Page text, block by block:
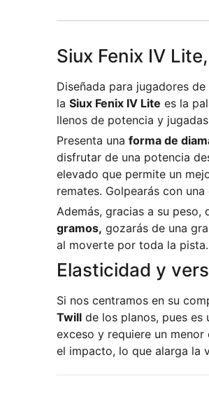
Siux Fenix IV
Diseñada para jugadores
la Siux Fenix IV Lite es la
llenos de potencia y
Presenta una forma de
disfrutar de una potencia
elevado que permite un
remates. Golpearás con
Además, gracias a su peso,
gramos, gozarás de una
al moverte por toda la pista.
Elasticidad y
Si nos centramos en su
Twillde los planos, pues es
exceso y requiere un
el impacto, lo que alarga la